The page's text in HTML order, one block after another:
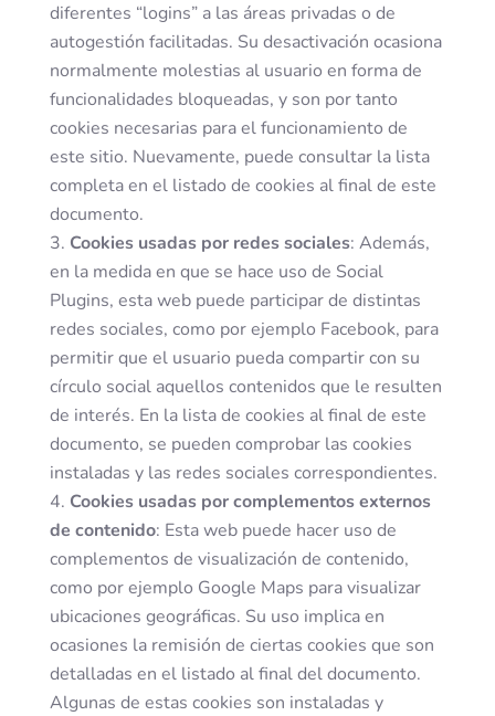
diferentes “logins” a las áreas privadas o de
autogestión facilitadas. Su desactivación ocasiona
normalmente molestias al usuario en forma de
funcionalidades bloqueadas, y son por tanto
cookies necesarias para el funcionamiento de
este sitio. Nuevamente, puede consultar la lista
completa en el listado de cookies al final de este
documento.
Cookies usadas por redes sociales: Además,
en la medida en que se hace uso de Social
Plugins, esta web puede participar de distintas
redes sociales, como por ejemplo Facebook, para
permitir que el usuario pueda compartir con su
círculo social aquellos contenidos que le resulten
de interés. En la lista de cookies al final de este
documento, se pueden comprobar las cookies
instaladas y las redes sociales correspondientes.
Cookies usadas por complementos externos
de contenido: Esta web puede hacer uso de
complementos de visualización de contenido,
como por ejemplo Google Maps para visualizar
ubicaciones geográficas. Su uso implica en
ocasiones la remisión de ciertas cookies que son
detalladas en el listado al final del documento.
Algunas de estas cookies son instaladas y